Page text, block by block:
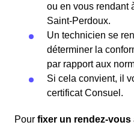
ou en vous rendant
Saint-Perdoux.
Un technicien se
déterminer la
par rapport aux
Si cela convient, il
certificat Consuel.
Pour fixer un rendez-vous